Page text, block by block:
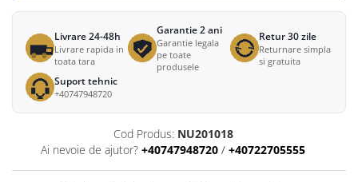
Livrare 24-48h
Livrare rapida in
toata tara
Garantie 2 ani
Garantie legala
pe toate
produsele
Retur 30 zile
Returnare simpla
si gratuita
Suport tehnic
+40747948720
Cod Produs: NU201018
Ai nevoie de ajutor? +40747948720 / +40722705555